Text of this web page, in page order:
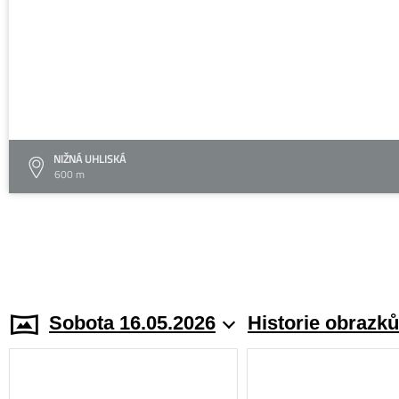
NIŽNÁ UHLISKÁ
600 m
Sobota 16.05.2026 Historie obrazků